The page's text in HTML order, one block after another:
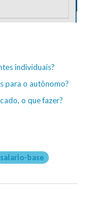
individuais?
para o autônomo?
o que fazer?
salario-base